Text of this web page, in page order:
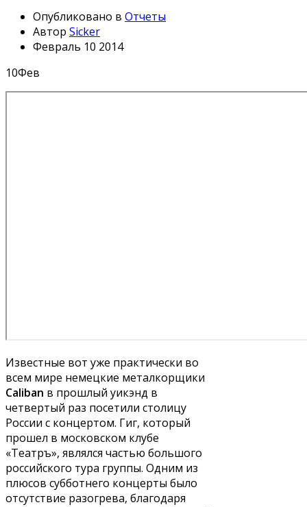
Опубликовано в Отчеты
Автор Sicker
Февраль 10 2014
10Фев
Известные вот уже практически во
всем мире немецкие металкорщики
Caliban в прошлый уикэнд в
четвертый раз посетили столицу
России с концертом. Гиг, который
прошел в московском клубе
«Театръ», являлся частью большого
российского тура группы. Одним из
плюсов субботнего концерты было
отсутствие разогрева, благодаря